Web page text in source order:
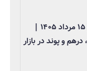
قیمت دلار امروز ۱۵ مرداد ۱۴۰۵ |
و پوند در بازار